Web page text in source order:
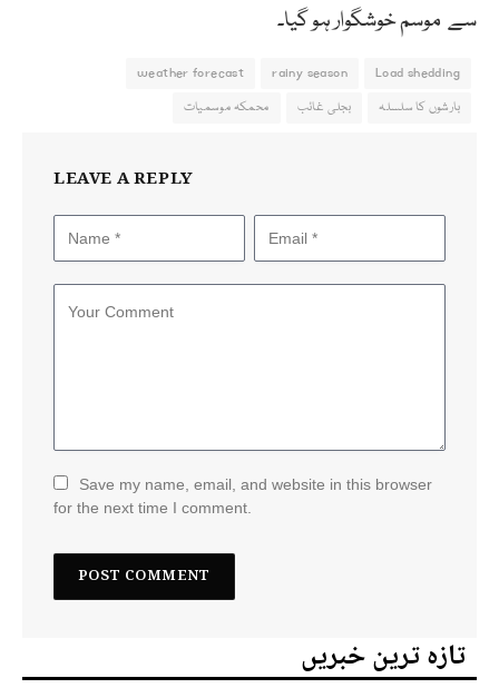
سے موسم خوشگوار ہو گیا۔
Load shedding
rainy season
weather forecast
بارشوں کا سلسلہ
بجلی غائب محمکہ موسمیات
LEAVE A REPLY
Save my name, email, and website in this browser
for the next time I comment.
تازہ ترین خبریں